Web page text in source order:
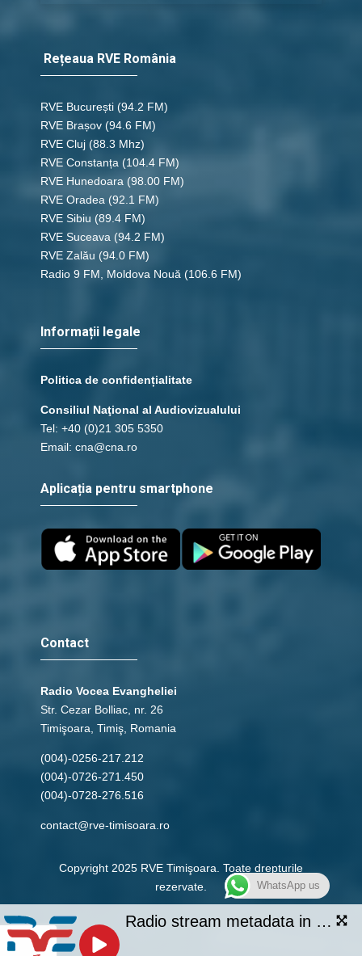
Rețeaua RVE România
RVE București (94.2 FM)
RVE Brașov (94.6 FM)
RVE Cluj (88.3 Mhz)
RVE Constanța (104.4 FM)
RVE Hunedoara (98.00 FM)
RVE Oradea (92.1 FM)
RVE Sibiu (89.4 FM)
RVE Suceava (94.2 FM)
RVE Zalău (94.0 FM)
Radio 9 FM, Moldova Nouă (106.6 FM)
Informații legale
Politica de confidențialitate
Consiliul Naţional al Audiovizualului
Tel: +40 (0)21 305 5350
Email: cna@cna.ro
Aplicația pentru smartphone
Contact
Radio Vocea Evangheliei
Str. Cezar Bolliac, nr. 26
Timişoara, Timiş, Romania
(004)-0256-217.212
(004)-0726-271.450
(004)-0728-276.516
contact@rve-timisoara.ro
Copyright 2025 RVE Timişoara. Toate drepturile
rezervate.
Radio station is currently offline.
WhatsApp us